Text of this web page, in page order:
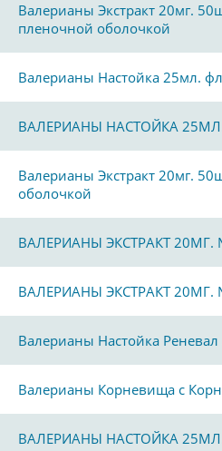
Валерианы Экстракт 20мг.
пленочной оболочкой
Валерианы Настойка 25мл.
ВАЛЕРИАНЫ НАСТОЙКА
Валерианы Экстракт 20мг.
оболочкой
ВАЛЕРИАНЫ ЭКСТРАКТ
ВАЛЕРИАНЫ ЭКСТРАКТ
Валерианы Настойка
Валерианы Корневища с
ВАЛЕРИАНЫ НАСТОЙКА 25МЛ.